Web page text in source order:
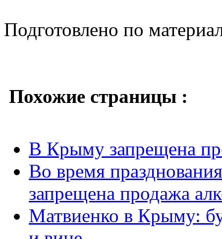
Подготовлено по
Похожие страницы :
В Крыму запрещена
Во время
запрещена продажа
Матвиенко в Крыму: